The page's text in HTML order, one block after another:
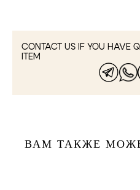
CONTACT US IF YOU HAVE
ITEM
ВАМ ТАКЖЕ